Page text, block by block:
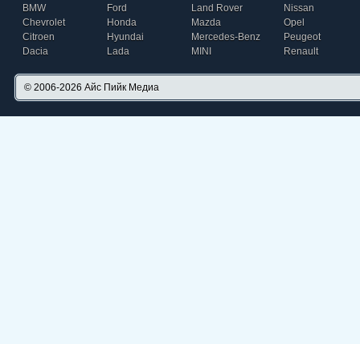
BMW
Chevrolet
Citroen
Dacia
Ford
Honda
Hyundai
Lada
Land Rover
Mazda
Mercedes-Benz
MINI
Nissan
Opel
Peugeot
Renault
© 2006-2026 Айс Пийк Медиа